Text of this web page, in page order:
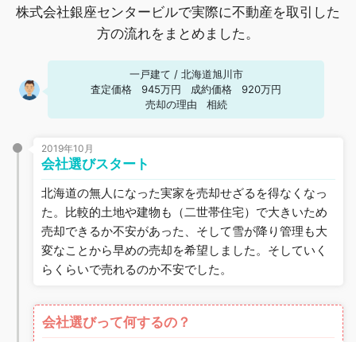
株式会社銀座センタービルで実際に不動産を取引した
方の流れをまとめました。
一戸建て / 北海道旭川市
査定価格
945万円 成約価格
920万円
売却の理由
相続
2019年10月
会社選びスタート
北海道の無人になった実家を売却せざるを得なくなっ
た。比較的土地や建物も（二世帯住宅）で大きいため
売却できるか不安があった、そして雪が降り管理も大
変なことから早めの売却を希望しました。そしていく
らくらいで売れるのか不安でした。
会社選びって何するの？